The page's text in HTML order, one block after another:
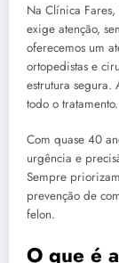
Na Clínica
exige atenção,
oferecemos um
ortopedistas e
estrutura segura.
todo o tratamento.
Com quase 40
urgência e
Sempre
prevenção de
felon.
O que é